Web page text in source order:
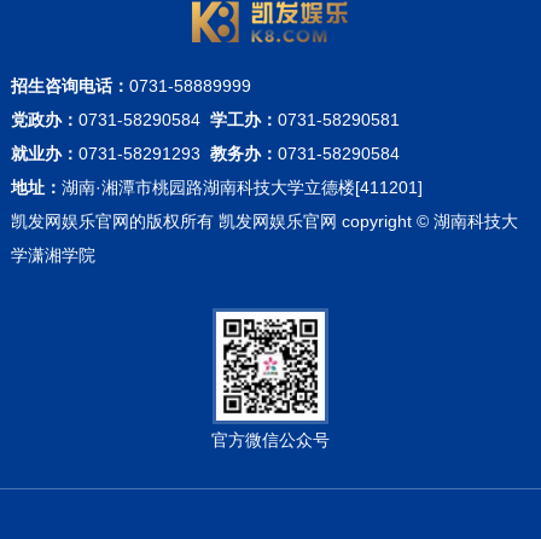
招生咨询电话： 0731-58889999
党政办： 0731-58290584 学工办： 0731-58290581
就业办： 0731-58291293 教务办： 0731-58290584
地址： 湖南·湘潭市桃园路湖南科技大学立德楼[411201]
凯发网娱乐官网的版权所有 凯发网娱乐官网 copyright © 湖南科技大
学潇湘学院
官方微信公众号